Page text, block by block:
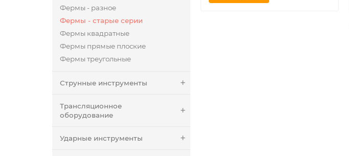
Фермы - разное
Фермы - старые серии
Фермы квадратные
Фермы прямые плоские
Фермы треугольные
Струнные инструменты
Трансляционное
оборудование
Ударные инструменты